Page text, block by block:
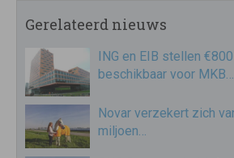
Gerelateerd nieuws
ING en EIB stellen
beschikbaar voor MKB…
Novar verzekert zich
miljoen…